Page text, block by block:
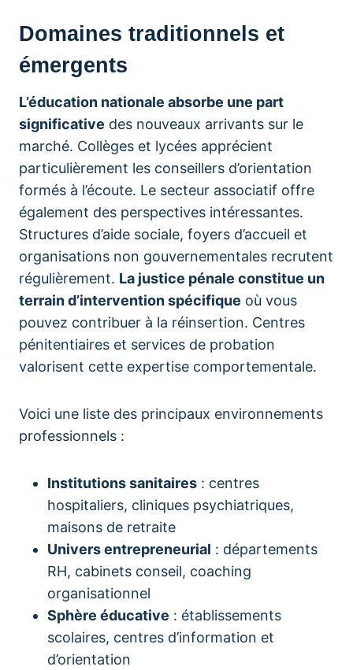
Domaines traditionnels et
émergents
L’éducation nationale absorbe une part
significative des nouveaux arrivants sur le
marché. Collèges et lycées apprécient
particulièrement les conseillers d’orientation
formés à l’écoute. Le secteur associatif offre
également des perspectives intéressantes.
Structures d’aide sociale, foyers d’accueil et
organisations non gouvernementales recrutent
régulièrement. La justice pénale constitue un
terrain d’intervention spécifique où vous
pouvez contribuer à la réinsertion. Centres
pénitentiaires et services de probation
valorisent cette expertise comportementale.
Voici une liste des principaux environnements
professionnels :
Institutions sanitaires : centres
hospitaliers, cliniques psychiatriques,
maisons de retraite
Univers entrepreneurial : départements
RH, cabinets conseil, coaching
organisationnel
Sphère éducative : établissements
scolaires, centres d’information et
d’orientation